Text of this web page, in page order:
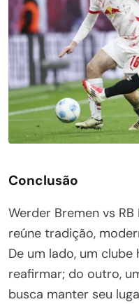
Conclusão
Werder Bremen vs
reúne tradição,
De um lado, um
reafirmar; do outro,
busca manter seu